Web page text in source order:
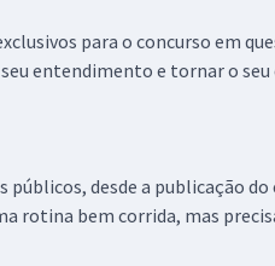
para o concurso em
entendimento e tornar o
públicos, desde a publicação
rotina bem corrida, mas